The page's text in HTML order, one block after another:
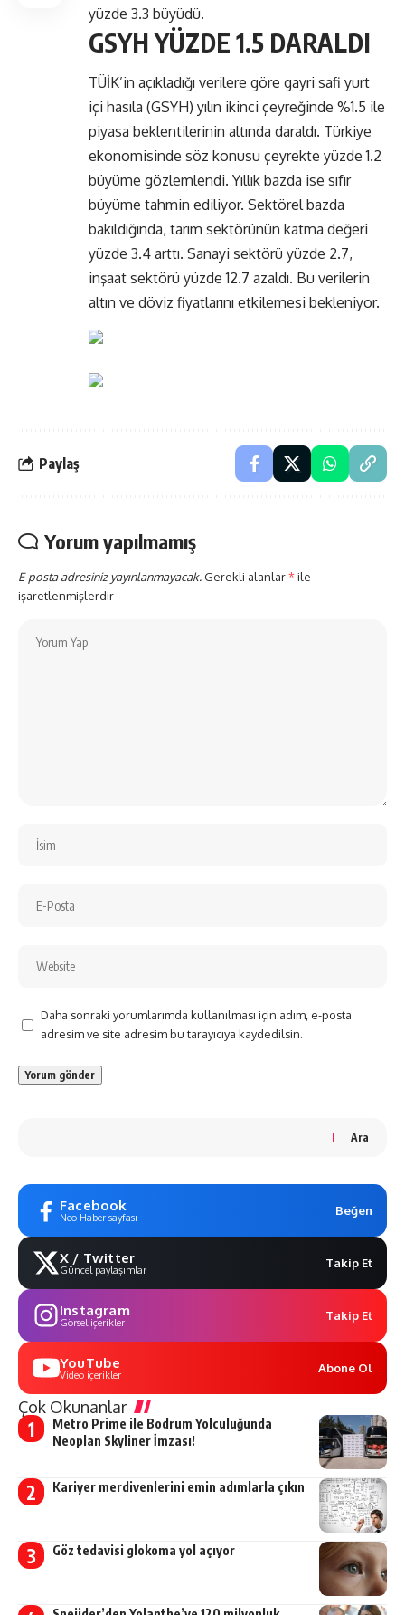
yüzde 3.3 büyüdü.
GSYH YÜZDE 1.5 DARALDI
TÜİK’in açıkladığı verilere göre gayri safi yurt
içi hasıla (GSYH) yılın ikinci çeyreğinde %1.5 ile
piyasa beklentilerinin altında daraldı. Türkiye
ekonomisinde söz konusu çeyrekte yüzde 1.2
büyüme gözlemlendi. Yıllık bazda ise sıfır
büyüme tahmin ediliyor. Sektörel bazda
bakıldığında, tarım sektörünün katma değeri
yüzde 3.4 arttı. Sanayi sektörü yüzde 2.7,
inşaat sektörü yüzde 12.7 azaldı. Bu verilerin
altın ve döviz fiyatlarını etkilemesi bekleniyor.
Paylaş
Yorum yapılmamış
E-posta adresiniz yayınlanmayacak. Gerekli alanlar*ile
işaretlenmişlerdir
Daha sonraki yorumlarımda kullanılması için adım, e-posta
adresim ve site adresim bu tarayıcıya kaydedilsin.
Ara
Facebook
Neo Haber sayfası Beğen
X / Twitter
Güncel paylaşımlar Takip Et
Instagram
Görsel içerikler Takip Et
YouTube
Video içerikler Abone Ol
Çok Okunanlar
Metro Prime ile Bodrum Yolculuğunda
Neoplan Skyliner İmzası!
Kariyer merdivenlerini emin adımlarla çıkın
Göz tedavisi glokoma yol açıyor